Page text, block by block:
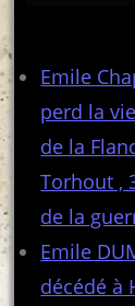
Emile
perd la
de la
Torhout ,
de la
Emile
décédé à